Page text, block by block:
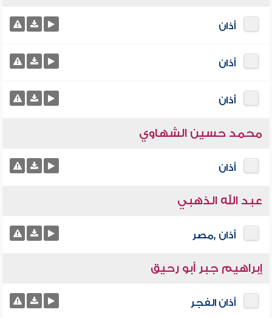
أذان
أذان
أذان
محمد حسين الشهاوي
أذان
عبد الله الذهبي
أذان ,مصر
إبراهيم جبر أبو رحيق
أذان الفجر